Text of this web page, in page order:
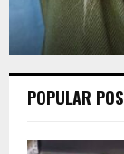
POPULAR